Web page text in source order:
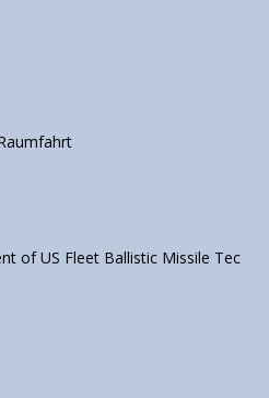
of US Fleet Ballistic Missile Tec